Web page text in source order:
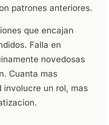
patrones anteriores.
que encajan
Falla en
novedosas
Cuanta mas
involucre un rol, mas